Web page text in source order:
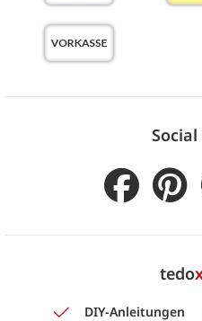
tedo
DIY-Anleitungen